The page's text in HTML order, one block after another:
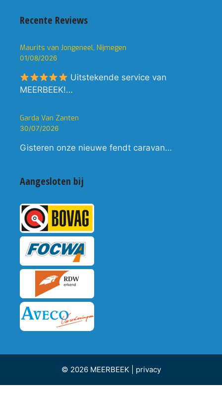
Recente Reviews
Maurits van Jongeneel, Nijmegen
01/08/2026
Uitstekende service van
MEERBEEK!…
Garda Van Zanten
30/07/2026
Gisteren onze nieuwe fendt caravan…
Aangesloten bij
© 2026 MEERBEEK | privacy